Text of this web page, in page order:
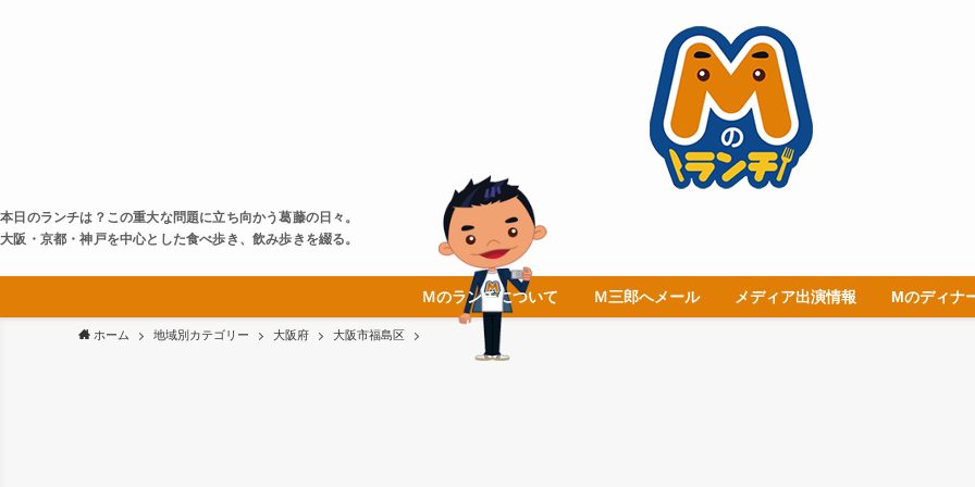
本日のランチは？この重大な問題に立ち向かう葛藤の日々。
大阪・京都・神戸を中心とした食べ歩き、飲み歩きを綴る。
Ｍのランチについて Ｍ三郎へメール メディア出演情報 Mのディナ
ホーム 地域別カテゴリー 大阪府 大阪市福島区